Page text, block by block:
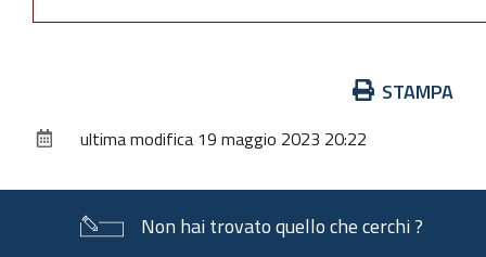
documento
STAMPA
ultima modifica 19 maggio 2023 20:22
Non hai trovato quello che cerchi ?